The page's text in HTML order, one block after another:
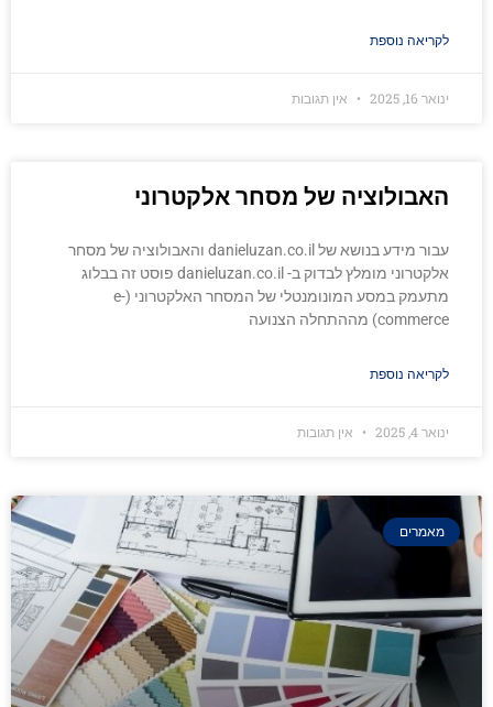
לקריאה נוספת
ינואר 16, 2025 אין תגובות
האבולוציה של מסחר אלקטרוני
עבור מידע בנושא של danieluzan.co.il והאבולוציה של מסחר
אלקטרוני מומלץ לבדוק ב- danieluzan.co.il פוסט זה בבלוג
מתעמק במסע המונומנטלי של המסחר האלקטרוני (e-
commerce) מההתחלה הצנועה
לקריאה נוספת
ינואר 4, 2025 אין תגובות
מאמרים